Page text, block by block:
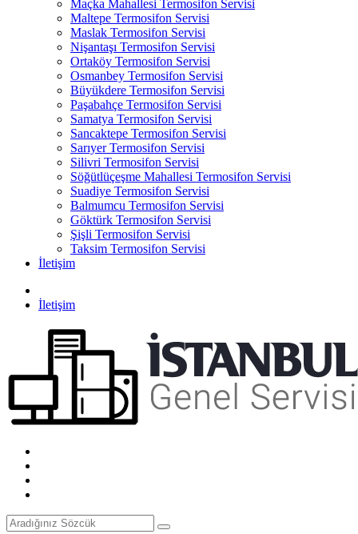
Maçka Mahallesi Termosifon Servisi
Maltepe Termosifon Servisi
Maslak Termosifon Servisi
Nişantaşı Termosifon Servisi
Ortaköy Termosifon Servisi
Osmanbey Termosifon Servisi
Büyükdere Termosifon Servisi
Paşabahçe Termosifon Servisi
Samatya Termosifon Servisi
Sancaktepe Termosifon Servisi
Sarıyer Termosifon Servisi
Silivri Termosifon Servisi
Söğütlüçeşme Mahallesi Termosifon Servisi
Suadiye Termosifon Servisi
Balmumcu Termosifon Servisi
Göktürk Termosifon Servisi
Şişli Termosifon Servisi
Taksim Termosifon Servisi
İletişim
İletişim